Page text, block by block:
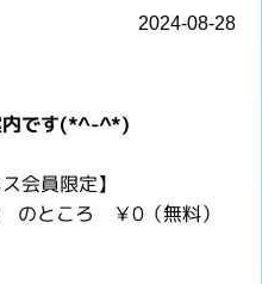
2024-08-28
内です(*^-^*)
会員限定】
のところ ￥0（無料）